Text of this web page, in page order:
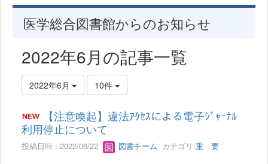
医学総合図書館からのお知らせ
2022年6月の記事一覧
2022年6月 10件
【注意喚起】違法ｱｸｾｽによる電子ｼﾞｬｰﾅﾙ
利用停止について
投稿日時 : 2022/06/22 図書チーム カテゴリ:重 要